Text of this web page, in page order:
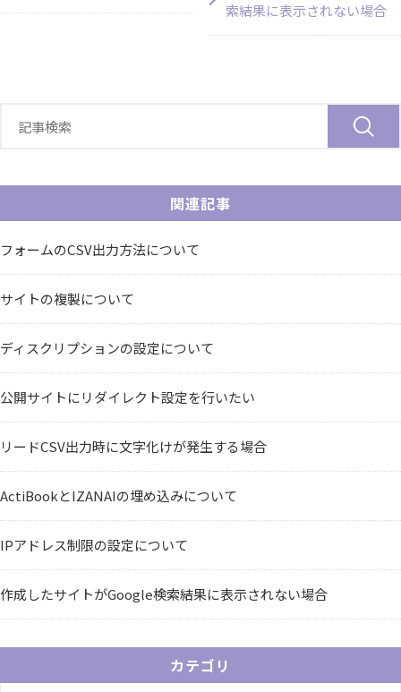
索結果に表示されない場合
関連記事
フォームのCSV出力方法について
サイトの複製について
ディスクリプションの設定について
公開サイトにリダイレクト設定を行いたい
リードCSV出力時に文字化けが発生する場合
ActiBookとIZANAIの埋め込みについて
IPアドレス制限の設定について
作成したサイトがGoogle検索結果に表示されない場合
カテゴリ